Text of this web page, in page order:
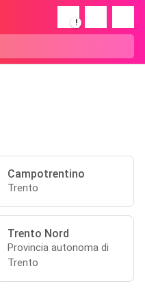
!
Campotrentino
Trento
Trento Nord
Provincia autonoma di
Trento